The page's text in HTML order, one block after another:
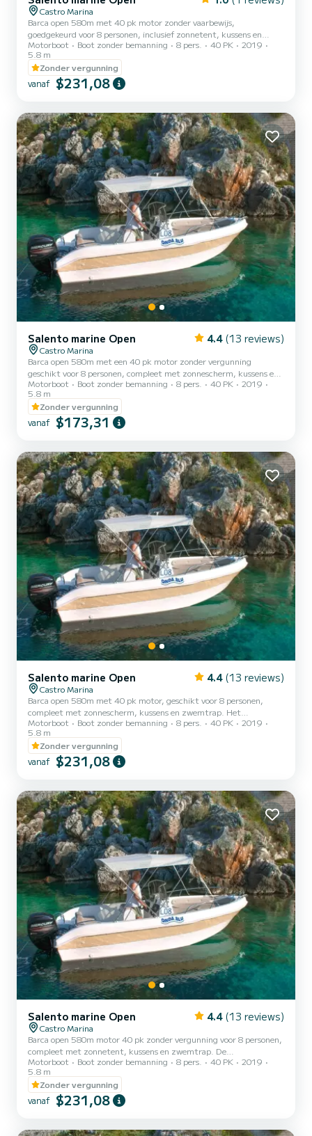
Castro Marina
Barca open 580m met 40 pk motor zonder vaarbewijs,
goedgekeurd voor 8 personen, inclusief zonnetent, kussens en
zwemtrap. De brandstofkosten zijn niet inbegrepen. Vergeet niet
om €60 in contanten mee te nemen als borg voor de brandstof.
Deze worden bij terugkomst terugbetaald op basis van het verbruik
in liters.
Motorboot Boot zonder bemanning 8 pers. 40 PK
2019
5.8 m
Zonder vergunning
vanaf $231,08
Salento marine Open 4.4 (13 reviews)
Castro Marina
Barca open 580m met een 40 pk motor zonder vergunning
geschikt voor 8 personen, compleet met zonnescherm, kussens en
zwemtrap. De brandstofkosten zijn exclusief. Vergeet niet om
€60 contant mee te nemen als borg voor de brandstof. Dit wordt
bij terugkomst terugbetaald op basis van de verbruikte liters.
Motorboot Boot zonder bemanning 8 pers. 40 PK
2019
5.8 m
Zonder vergunning
vanaf $173,31
Salento marine Open 4.4 (13 reviews)
Castro Marina
Barca open 580m met 40 pk motor, geschikt voor 8 personen,
compleet met zonnescherm, kussens en zwemtrap. Het
brandstofkosten zijn exclusief. Vergeet niet om €60 contant mee
te nemen als borg voor de brandstof. Dit bedrag wordt bij
terugkomst terugbetaald op basis van het verbruik in liters.
Motorboot Boot zonder bemanning 8 pers. 40 PK
2019
5.8 m
Zonder vergunning
vanaf $231,08
Salento marine Open 4.4 (13 reviews)
Castro Marina
Barca open 580m motor 40 pk zonder vergunning voor 8 personen,
compleet met zonnetent, kussens en zwemtrap. De
brandstofkosten zijn exclusief. Vergeet niet om €60 contant mee
te nemen als borg voor de brandstof. Deze worden bij terugkomst
terugbetaald op basis van de verbruikte liters.
Motorboot Boot zonder bemanning 8 pers. 40 PK
2019
5.8 m
Zonder vergunning
vanaf $231,08